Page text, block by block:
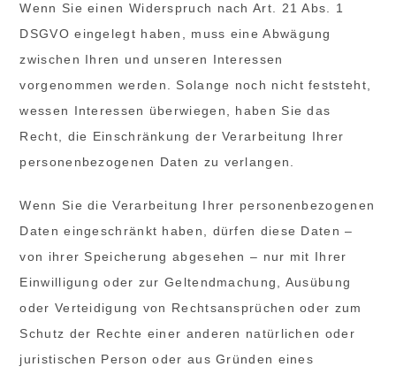
Wenn Sie einen Widerspruch nach Art. 21 Abs. 1
DSGVO eingelegt haben, muss eine Abwägung
zwischen Ihren und unseren Interessen
vorgenommen werden. Solange noch nicht feststeht,
wessen Interessen überwiegen, haben Sie das
Recht, die Einschränkung der Verarbeitung Ihrer
personenbezogenen Daten zu verlangen.
Wenn Sie die Verarbeitung Ihrer personenbezogenen
Daten eingeschränkt haben, dürfen diese Daten –
von ihrer Speicherung abgesehen – nur mit Ihrer
Einwilligung oder zur Geltendmachung, Ausübung
oder Verteidigung von Rechtsansprüchen oder zum
Schutz der Rechte einer anderen natürlichen oder
juristischen Person oder aus Gründen eines